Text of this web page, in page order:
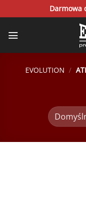
to
Darmowa
EVOLUTION /